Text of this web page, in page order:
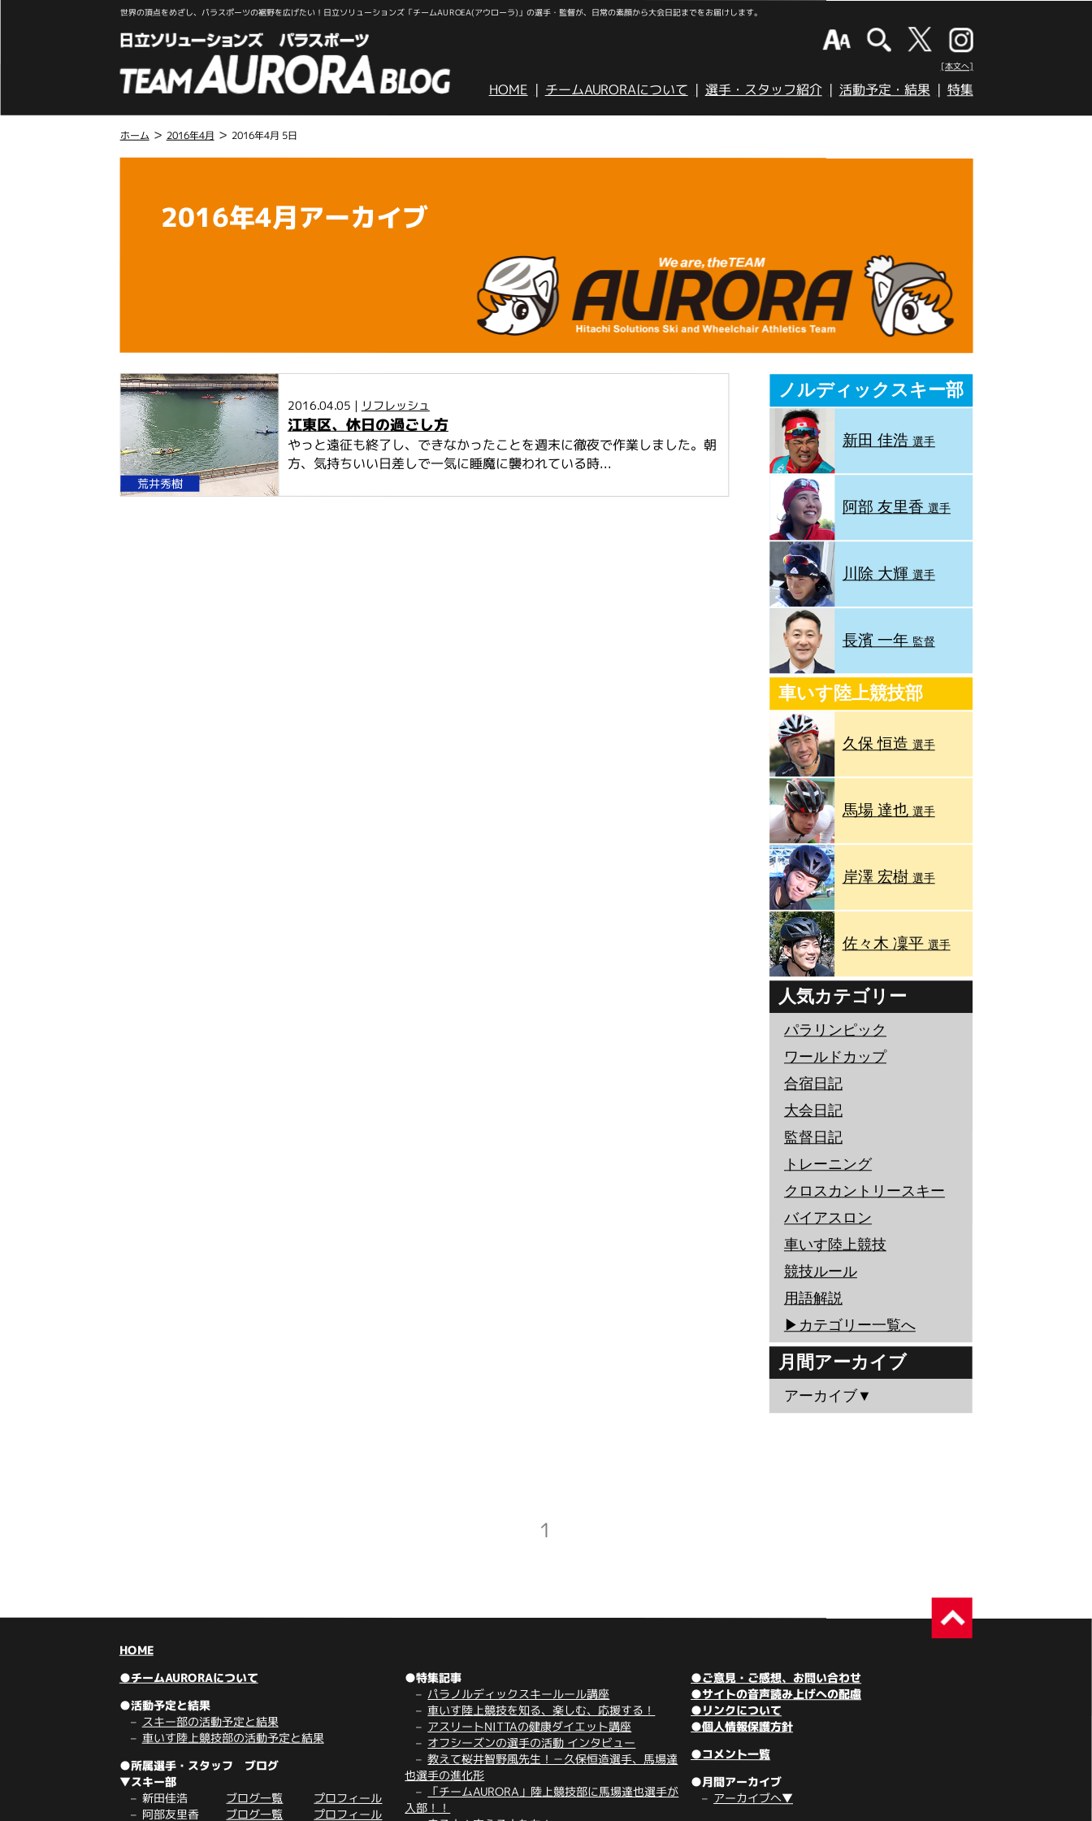
世界の頂点をめざし、パラスポーツの裾野を広げたい！日立ソリューションズ「チームAUROEA(アウローラ)」の選手・監督が、日常の素顔から大会日記までをお届けします。
[本文へ]
HOME チームAURORAについて 選手・スタッフ紹介 活動予定・結果 特集
ホーム > 2016年4月 > 2016年4月 5日
2016年4月アーカイブ
荒井秀樹
2016.04.05 | リフレッシュ
江東区、休日の過ごし方
やっと遠征も終了し、できなかったことを週末に徹夜で作業しました。朝
方、気持ちいい日差しで一気に睡魔に襲われている時...
ノルディックスキー部
新田 佳浩 選手
阿部 友里香 選手
川除 大輝 選手
長濱 一年 監督
車いす陸上競技部
久保 恒造 選手
馬場 達也 選手
岸澤 宏樹 選手
佐々木 凜平 選手
人気カテゴリー
パラリンピック
ワールドカップ
合宿日記
大会日記
監督日記
トレーニング
クロスカントリースキー
バイアスロン
車いす陸上競技
競技ルール
用語解説
▶︎カテゴリー一覧へ
月間アーカイブ
アーカイブ▼
1
HOME
●チームAURORAについて
●活動予定と結果
スキー部の活動予定と結果
車いす陸上競技部の活動予定と結果
●所属選手・スタッフ ブログ
▼スキー部
新田佳浩 ブログ一覧 プロフィール
阿部友里香 ブログ一覧 プロフィール
●特集記事
パラノルディックスキールール講座
車いす陸上競技を知る、楽しむ、応援する！
アスリートNITTAの健康ダイエット講座
オフシーズンの選手の活動 インタビュー
教えて桜井智野風先生！－久保恒造選手、馬場達
也選手の進化形
「チームAURORA」陸上競技部に馬場達也選手が
入部！！
●ご意見・ご感想、お問い合わせ
●サイトの音声読み上げへの配慮
●リンクについて
●個人情報保護方針
●コメント一覧
●月間アーカイブ
アーカイブへ▼